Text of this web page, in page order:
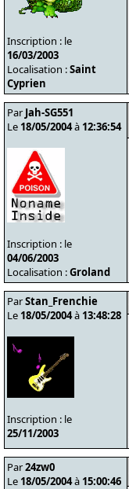
Inscription : le
16/03/2003
Localisation :Saint
Cyprien
Par Jah-SG551
Le 18/05/2004à 12:36:54
Inscription : le
04/06/2003
Localisation :Groland
ParStan_Frenchie
Le 18/05/2004à 13:48:28
Inscription : le
25/11/2003
Par24zw0
Le 18/05/2004à 15:00:46